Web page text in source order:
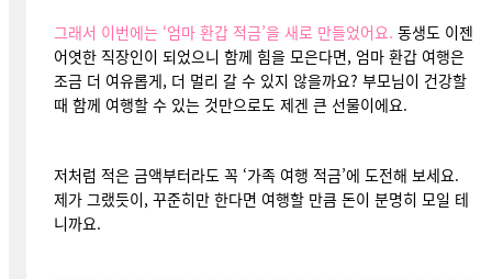
그래서 이번에는 ‘엄마 환갑 적금’을 새로 만들었어요. 동생도 이젠
어엿한 직장인이 되었으니 함께 힘을 모은다면, 엄마 환갑 여행은
조금 더 여유롭게, 더 멀리 갈 수 있지 않을까요? 부모님이 건강할
때 함께 여행할 수 있는 것만으로도 제겐 큰 선물이에요.
저처럼 적은 금액부터라도 꼭 ‘가족 여행 적금’에 도전해 보세요.
제가 그랬듯이, 꾸준히만 한다면 여행할 만큼 돈이 분명히 모일 테
니까요.